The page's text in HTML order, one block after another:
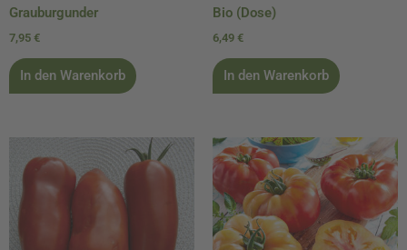
Grauburgunder
7,95 €
In den Warenkorb
Bio (Dose)
6,49 €
In den Warenkorb